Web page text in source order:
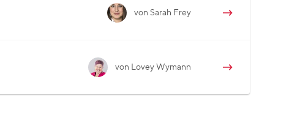
von Sarah Frey
von Lovey Wymann